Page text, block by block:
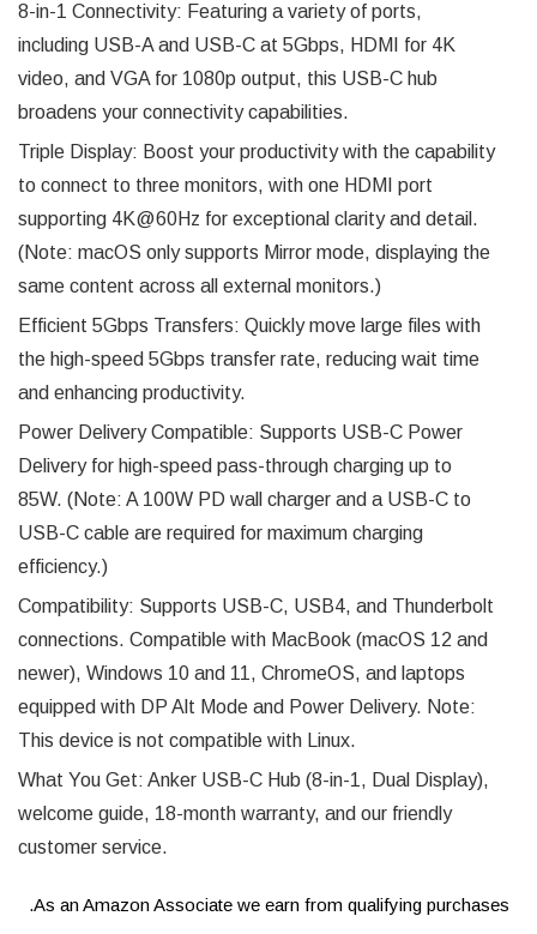
8-in-1 Connectivity: Featuring a variety of ports,
including USB-A and USB-C at 5Gbps, HDMI for 4K
video, and VGA for 1080p output, this USB-C hub
broadens your connectivity capabilities.
Triple Display: Boost your productivity with the capability
to connect to three monitors, with one HDMI port
supporting 4K@60Hz for exceptional clarity and detail.
(Note: macOS only supports Mirror mode, displaying the
same content across all external monitors.)
Efficient 5Gbps Transfers: Quickly move large files with
the high-speed 5Gbps transfer rate, reducing wait time
and enhancing productivity.
Power Delivery Compatible: Supports USB-C Power
Delivery for high-speed pass-through charging up to
85W. (Note: A 100W PD wall charger and a USB-C to
USB-C cable are required for maximum charging
efficiency.)
Compatibility: Supports USB-C, USB4, and Thunderbolt
connections. Compatible with MacBook (macOS 12 and
newer), Windows 10 and 11, ChromeOS, and laptops
equipped with DP Alt Mode and Power Delivery. Note:
This device is not compatible with Linux.
What You Get: Anker USB-C Hub (8-in-1, Dual Display),
welcome guide, 18-month warranty, and our friendly
customer service.
As an Amazon Associate we earn from qualifying purchases.